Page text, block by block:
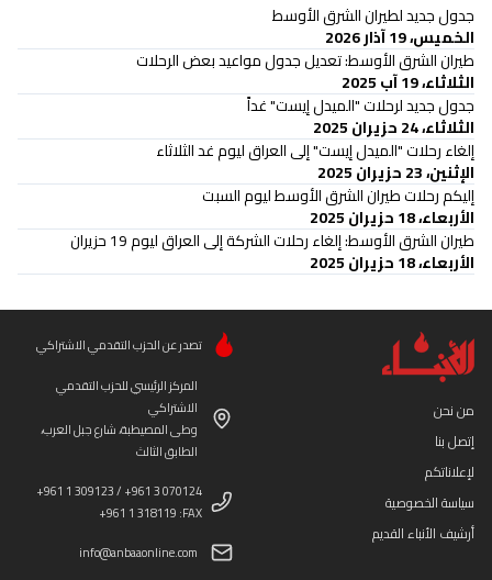
جدول جديد لطيران الشرق الأوسط
الخميس، 19 آذار 2026
طيران الشرق الأوسط: تعديل جدول مواعيد بعض الرحلات
الثلاثاء، 19 آب 2025
جدول جديد لرحلات "الميدل إيست" غداً
الثلاثاء، 24 حزيران 2025
إلغاء رحلات "الميدل إيست" إلى العراق ليوم غد الثلاثاء
الإثنين، 23 حزيران 2025
إليكم رحلات طيران الشرق الأوسط ليوم السبت
الأربعاء، 18 حزيران 2025
طيران الشرق الأوسط: إلغاء رحلات الشركة إلى العراق ليوم 19 حزيران
الأربعاء، 18 حزيران 2025
من نحن
إتصل بنا
لإعلاناتكم
سياسة الخصوصية
أرشيف الأنباء القديم
تصدر عن الحزب التقدمي الاشتراكي
المركز الرئيسي للحزب التقدمي
الاشتراكي
وطى المصيطبة، شارع جبل العرب،
الطابق الثالث
+961 1 309123 / +961 3 070124
+961 1 318119 :FAX
info@anbaaonline.com